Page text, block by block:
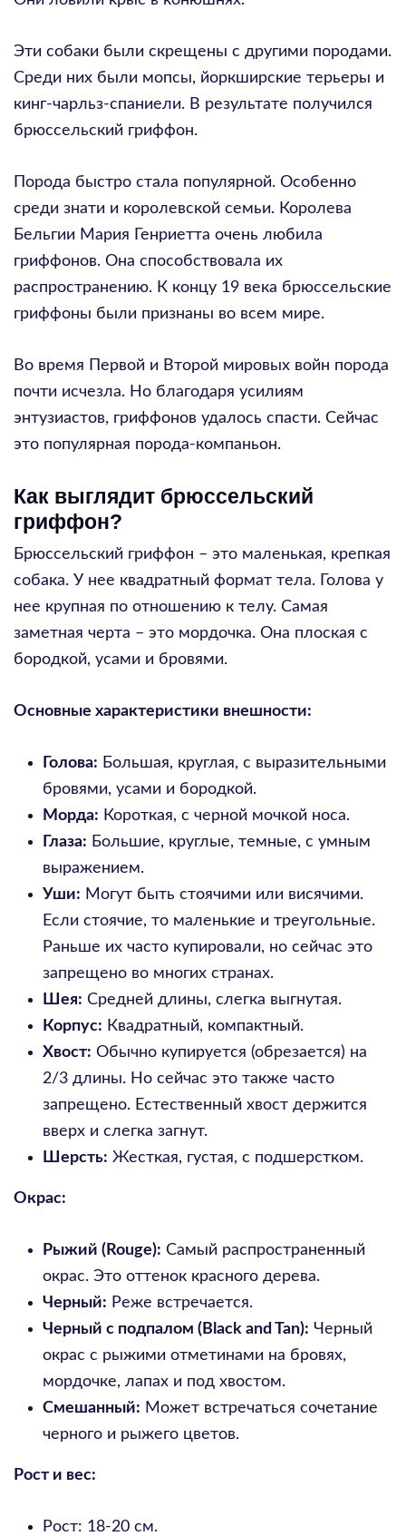
Эти собаки были скрещены с другими породами.
Среди них были мопсы, йоркширские терьеры и
кинг-чарльз-спаниели. В результате получился
брюссельский гриффон.
Порода быстро стала популярной. Особенно
среди знати и королевской семьи. Королева
Бельгии Мария Генриетта очень любила
гриффонов. Она способствовала их
распространению. К концу 19 века брюссельские
гриффоны были признаны во всем мире.
Во время Первой и Второй мировых войн порода
почти исчезла. Но благодаря усилиям
энтузиастов, гриффонов удалось спасти. Сейчас
это популярная порода-компаньон.
Как выглядит брюссельский
гриффон?
Брюссельский гриффон – это маленькая, крепкая
собака. У нее квадратный формат тела. Голова у
нее крупная по отношению к телу. Самая
заметная черта – это мордочка. Она плоская с
бородкой, усами и бровями.
Основные характеристики внешности:
Голова: Большая, круглая, с выразительными
бровями, усами и бородкой.
Морда: Короткая, с черной мочкой носа.
Глаза: Большие, круглые, темные, с умным
выражением.
Уши: Могут быть стоячими или висячими.
Если стоячие, то маленькие и треугольные.
Раньше их часто купировали, но сейчас это
запрещено во многих странах.
Шея: Средней длины, слегка выгнутая.
Корпус: Квадратный, компактный.
Хвост: Обычно купируется (обрезается) на
2/3 длины. Но сейчас это также часто
запрещено. Естественный хвост держится
вверх и слегка загнут.
Шерсть: Жесткая, густая, с подшерстком.
Окрас:
Рыжий (Rouge): Самый распространенный
окрас. Это оттенок красного дерева.
Черный: Реже встречается.
Черный с подпалом (Black and Tan): Черный
окрас с рыжими отметинами на бровях,
мордочке, лапах и под хвостом.
Смешанный: Может встречаться сочетание
черного и рыжего цветов.
Рост и вес:
Рост: 18-20 см.